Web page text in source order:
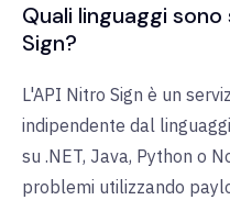
Quali linguaggi
Sign?
L'API Nitro Sign è un
indipendente dal
su .NET, Java, Python o
problemi utilizzando